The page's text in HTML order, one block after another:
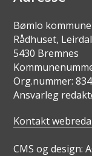
Bømlo kommune
Rådhuset,
5430 Bremnes
Org.nummer:
Ansvarleg
Kontakt
CMS og design: